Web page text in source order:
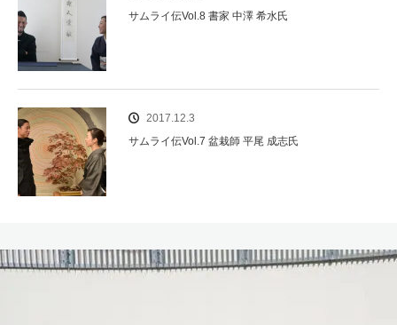
サムライ伝Vol.8 書家 中澤 希水氏
2017.12.3
サムライ伝Vol.7 盆栽師 平尾 成志氏